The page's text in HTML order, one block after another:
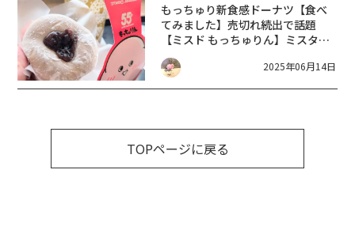
もっちゅり新食感ドーナツ【食べ
てみました】売切れ続出で話題
【ミスド もっちゅりん】ミスター
ドーナツ55年目の新食感
2025年06月14日
TOPページに戻る